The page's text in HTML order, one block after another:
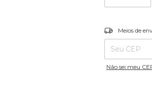
Entregas para o
Meios de
Não sei meu